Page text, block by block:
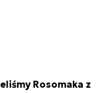
Rosomaka z